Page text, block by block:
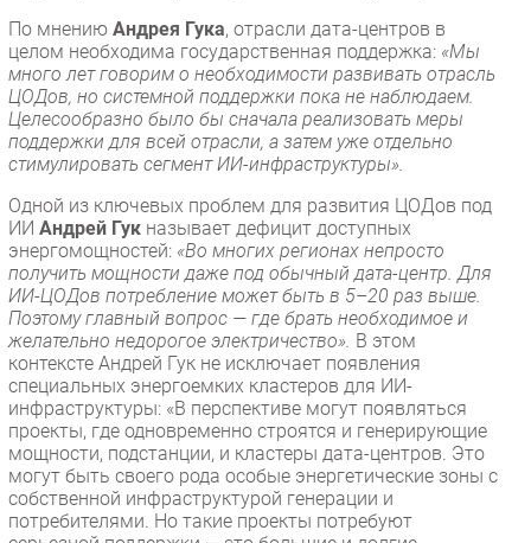
По мнению Андрея Гука, отрасли дата-центров в
целом необходима государственная поддержка: «Мы
много лет говорим о необходимости развивать отрасль
ЦОДов, но системной поддержки пока не наблюдаем.
Целесообразно было бы сначала реализовать меры
поддержки для всей отрасли, а затем уже отдельно
стимулировать сегмент ИИ-инфраструктуры».
Одной из ключевых проблем для развития ЦОДов под
ИИ Андрей Гук называет дефицит доступных
энергомощностей: «Во многих регионах непросто
получить мощности даже под обычный дата-центр. Для
ИИ-ЦОДов потребление может быть в 5–20 раз выше.
Поэтому главный вопрос — где брать необходимое и
желательно недорогое электричество». В этом
контексте Андрей Гук не исключает появления
специальных энергоемких кластеров для ИИ-
инфраструктуры: «В перспективе могут появляться
проекты, где одновременно строятся и генерирующие
мощности, подстанции, и кластеры дата-центров. Это
могут быть своего рода особые энергетические зоны с
собственной инфраструктурой генерации и
потребителями. Но такие проекты потребуют